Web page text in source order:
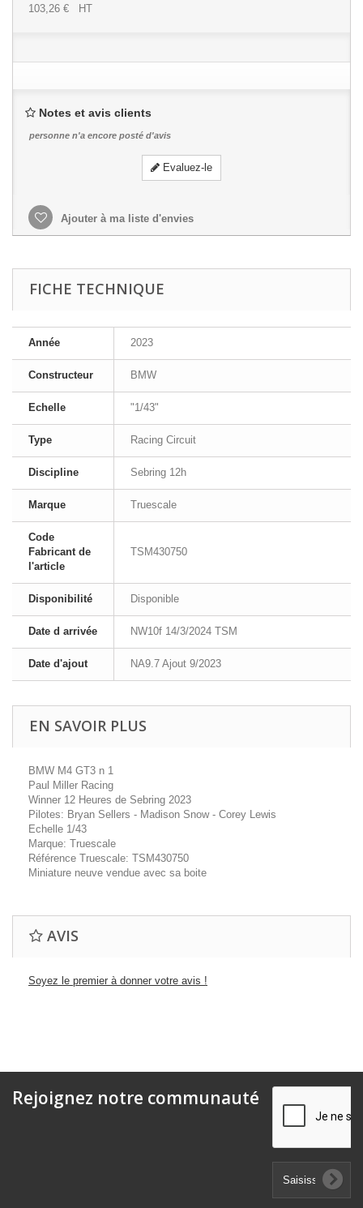
103,26 € HT
Notes et avis clients
personne n'a encore posté d'avis
Evaluez-le
Ajouter à ma liste d'envies
FICHE TECHNIQUE
Année 2023
Constructeur BMW
Echelle "1/43"
Type Racing Circuit
Discipline Sebring 12h
Marque Truescale
Code
Fabricant de
l'article
TSM430750
Disponibilité Disponible
Date d arrivée NW10f 14/3/2024 TSM
Date d'ajout NA9.7 Ajout 9/2023
EN SAVOIR PLUS
BMW M4 GT3 n 1
Paul Miller Racing
Winner 12 Heures de Sebring 2023
Pilotes: Bryan Sellers - Madison Snow - Corey Lewis
Echelle 1/43
Marque: Truescale
Référence Truescale: TSM430750
Miniature neuve vendue avec sa boite
AVIS
Soyez le premier à donner votre avis !
Rejoignez notre communauté